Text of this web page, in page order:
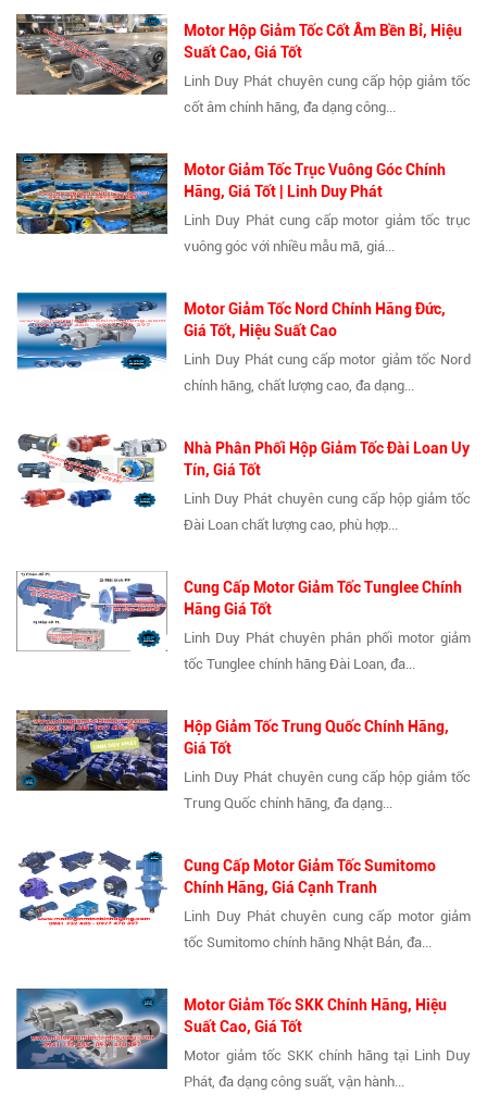
Motor Hộp Giảm Tốc Cốt Âm Bền Bỉ, Hiệu
Suất Cao, Giá Tốt
Linh Duy Phát chuyên cung cấp hộp giảm tốc
cốt âm chính hãng, đa dạng công...
Motor Giảm Tốc Trục Vuông Góc Chính
Hãng, Giá Tốt | Linh Duy Phát
Linh Duy Phát cung cấp motor giảm tốc trục
vuông góc với nhiều mẫu mã, giá...
Motor Giảm Tốc Nord Chính Hãng Đức,
Giá Tốt, Hiệu Suất Cao
Linh Duy Phát cung cấp motor giảm tốc Nord
chính hãng, chất lượng cao, đa dạng...
Nhà Phân Phối Hộp Giảm Tốc Đài Loan Uy
Tín, Giá Tốt
Linh Duy Phát chuyên cung cấp hộp giảm tốc
Đài Loan chất lượng cao, phù hợp...
Cung Cấp Motor Giảm Tốc Tunglee Chính
Hãng Giá Tốt
Linh Duy Phát chuyên phân phối motor giảm
tốc Tunglee chính hãng Đài Loan, đa...
Hộp Giảm Tốc Trung Quốc Chính Hãng,
Giá Tốt
Linh Duy Phát chuyên cung cấp hộp giảm tốc
Trung Quốc chính hãng, đa dạng...
Cung Cấp Motor Giảm Tốc Sumitomo
Chính Hãng, Giá Cạnh Tranh
Linh Duy Phát chuyên cung cấp motor giảm
tốc Sumitomo chính hãng Nhật Bản, đa...
Motor Giảm Tốc SKK Chính Hãng, Hiệu
Suất Cao, Giá Tốt
Motor giảm tốc SKK chính hãng tại Linh Duy
Phát, đa dạng công suất, vận hành...